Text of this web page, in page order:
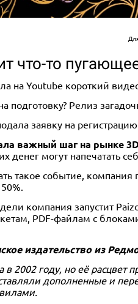
что-то
на Youtube короткий
подготовку? Релиз
заявку на
важный шаг на рынке
денег могут напечатать
такое событие,
компания запустит
PDF-файлам с
издательство из
в 2002 году, но её
дополненные и